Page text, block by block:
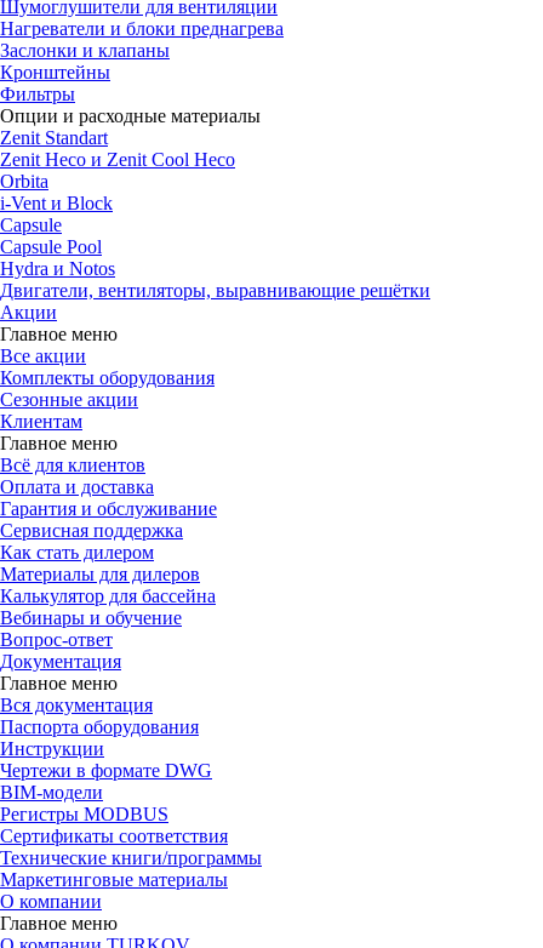
Шумоглушители для вентиляции
Нагреватели и блоки преднагрева
Заслонки и клапаны
Кронштейны
Фильтры
Опции и расходные материалы
Zenit Standart
Zenit Heco и Zenit Cool Heco
Orbita
i-Vent и Block
Capsule
Capsule Pool
Hydra и Notos
Двигатели, вентиляторы, выравнивающие решётки
Акции
Главное меню
Все акции
Комплекты оборудования
Сезонные акции
Клиентам
Главное меню
Всё для клиентов
Оплата и доставка
Гарантия и обслуживание
Сервисная поддержка
Как стать дилером
Материалы для дилеров
Калькулятор для бассейна
Вебинары и обучение
Вопрос-ответ
Документация
Главное меню
Вся документация
Паспорта оборудования
Инструкции
Чертежи в формате DWG
BIM-модели
Регистры MODBUS
Сертификаты соответствия
Технические книги/программы
Маркетинговые материалы
О компании
Главное меню